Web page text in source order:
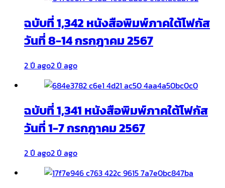
ฉบับที่ 1,342 หนังสือพิมพ์ภาคใต้โฟกัส
วันที่ 8-14 กรกฎาคม 2567
2 ปี ago2 ปี ago
ฉบับที่ 1,341 หนังสือพิมพ์ภาคใต้โฟกัส
วันที่ 1-7 กรกฎาคม 2567
2 ปี ago2 ปี ago